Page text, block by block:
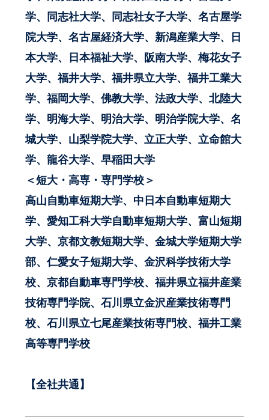
学、同志社大学、同志社女子大学、名古屋学
院大学、名古屋経済大学、新潟産業大学、日
本大学、日本福祉大学、阪南大学、梅花女子
大学、福井大学、福井県立大学、福井工業大
学、福岡大学、佛教大学、法政大学、北陸大
学、明海大学、明治大学、明治学院大学、名
城大学、山梨学院大学、立正大学、立命館大
学、龍谷大学、早稲田大学
＜短大・高専・専門学校＞
高山自動車短期大学、中日本自動車短期大
学、愛知工科大学自動車短期大学、富山短期
大学、京都文教短期大学、金城大学短期大学
部、仁愛女子短期大学、金沢科学技術大学
校、京都自動車専門学校、福井県立福井産業
技術専門学院、石川県立金沢産業技術専門
校、石川県立七尾産業技術専門校、福井工業
高等専門学校
【全社共通】